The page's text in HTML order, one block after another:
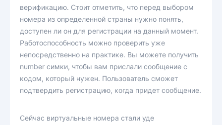
верификацию. Стоит отметить, что перед выбором
номера из определенной страны нужно понять,
доступен ли он для регистрации на данный момент.
Работоспособность можно проверить уже
непосредственно на практике. Вы можете получить
number симки, чтобы вам прислали сообщение с
кодом, который нужен. Пользователь сможет
подтвердить регистрацию, когда придет сообщение.
Сейчас виртуальные номера стали уде